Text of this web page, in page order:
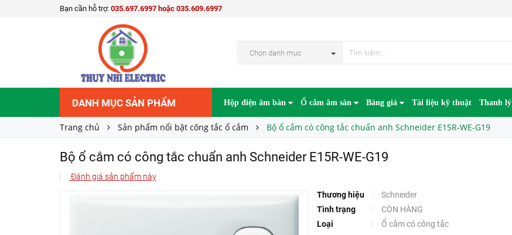
Bạn cần hỗ trợ: 035.697.6997 hoặc 035.609.6997
Chọn danh mục
DANH MỤC SẢN PHẨM Hộp điện âm bàn Ổ cắm âm sàn Bảng giá Tài liệu kỹ thuật Thanh lý
Trang chủ Sản phẩm nổi bật công tắc ổ cắm Bộ ổ cắm có công tắc chuẩn anh Schneider E15R-WE-G19
Bộ ổ cắm có công tắc chuẩn anh Schneider E15R-WE-G19
Đánh giá sản phẩm này
Thương hiệu
Schneider
Tình trạng
CÒN HÀNG
Loại
Ổ cắm có công tắc
Bộ ổ cắm có công tắc chuẩn anh Schneider E15R-WE-G19
Giá bán: 148.000₫